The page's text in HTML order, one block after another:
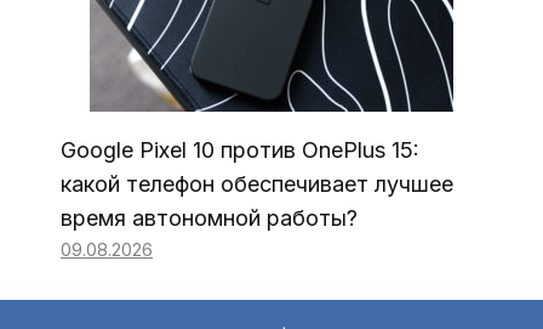
Google Pixel 10 против OnePlus 15:
какой телефон обеспечивает лучшее
время автономной работы?
09.08.2026